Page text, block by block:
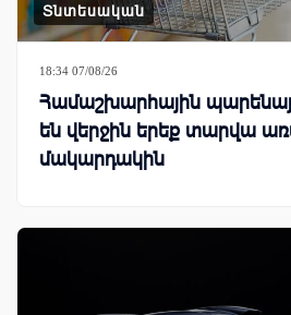
Տնտեսական
18:34 07/08/26
Համաշխարհային
են վերջին երեք տարվա
մակարդակին